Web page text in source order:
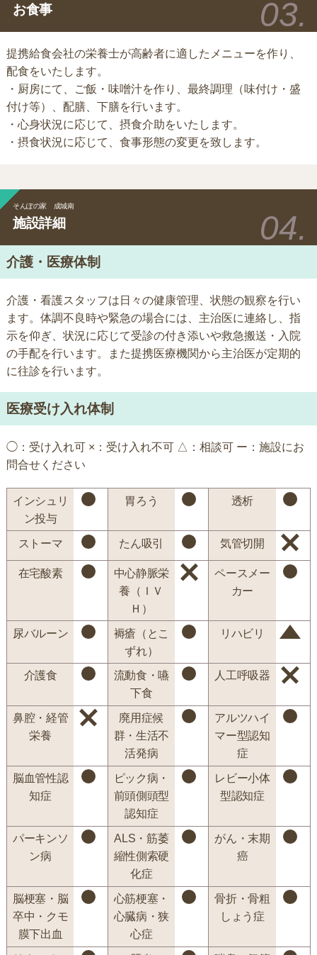
お食事
提携給食会社の栄養士が高齢者に適したメニューを作り、
配食をいたします。
・厨房にて、ご飯・味噌汁を作り、最終調理（味付け・盛
付け等）、配膳、下膳を行います。
・心身状況に応じて、摂食介助をいたします。
・摂食状況に応じて、食事形態の変更を致します。
そんぽの家 成城南
施設詳細
介護・医療体制
介護・看護スタッフは日々の健康管理、状態の観察を行い
ます。体調不良時や緊急の場合には、主治医に連絡し、指
示を仰ぎ、状況に応じて受診の付き添いや救急搬送・入院
の手配を行います。また提携医療機関から主治医が定期的
に往診を行います。
医療受け入れ体制
◯：受け入れ可 ×：受け入れ不可 △：相談可 ー：施設にお
問合せください
インシュリ
ン投与
胃ろう 透析
ストーマ たん吸引 気管切開
在宅酸素
中心静脈栄
養（ＩＶ
Ｈ）
ペースメー
カー
尿バルーン
褥瘡（とこ
ずれ）
リハビリ
介護食
流動食・嚥
下食
人工呼吸器
鼻腔・経管
栄養
廃用症候
群・生活不
活発病
アルツハイ
マー型認知
症
脳血管性認
知症
ピック病・
前頭側頭型
認知症
レビー小体
型認知症
パーキンソ
ン病
ALS・筋萎
縮性側索硬
化症
がん・末期
癌
脳梗塞・脳
卒中・クモ
膜下出血
心筋梗塞・
心臓病・狭
心症
骨折・骨粗
しょう症